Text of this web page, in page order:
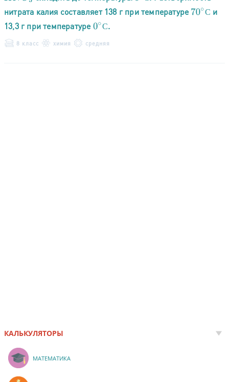
нитрата калия составляет 138 г при температуре
С
70∘С и
13,3 г при температуре
С
0∘С.
8 класс химия средняя
КАЛЬКУЛЯТОРЫ
МАТЕМАТИКА